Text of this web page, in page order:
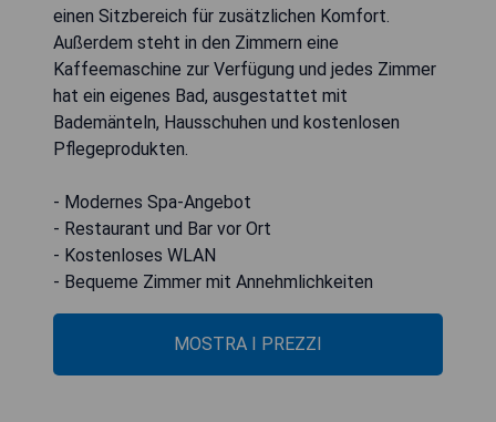
einen Sitzbereich für zusätzlichen Komfort.
Außerdem steht in den Zimmern eine
Kaffeemaschine zur Verfügung und jedes Zimmer
hat ein eigenes Bad, ausgestattet mit
Bademänteln, Hausschuhen und kostenlosen
Pflegeprodukten.
- Modernes Spa-Angebot
- Restaurant und Bar vor Ort
- Kostenloses WLAN
- Bequeme Zimmer mit Annehmlichkeiten
MOSTRA I PREZZI